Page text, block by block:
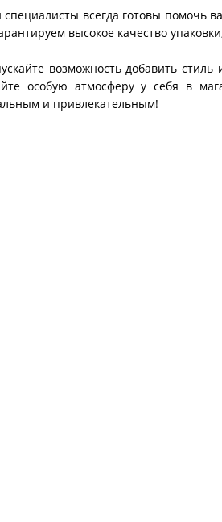
всегда готовы помочь
высокое качество
возможность добавить
особую атмосферу у себя в
и привлекательным!